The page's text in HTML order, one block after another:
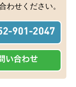
わせください。